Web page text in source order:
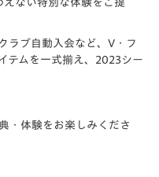
ない特別な体験をご提
ラブ自動入会など、V・フ
テムを一式揃え、2023シー
・体験をお楽しみくださ